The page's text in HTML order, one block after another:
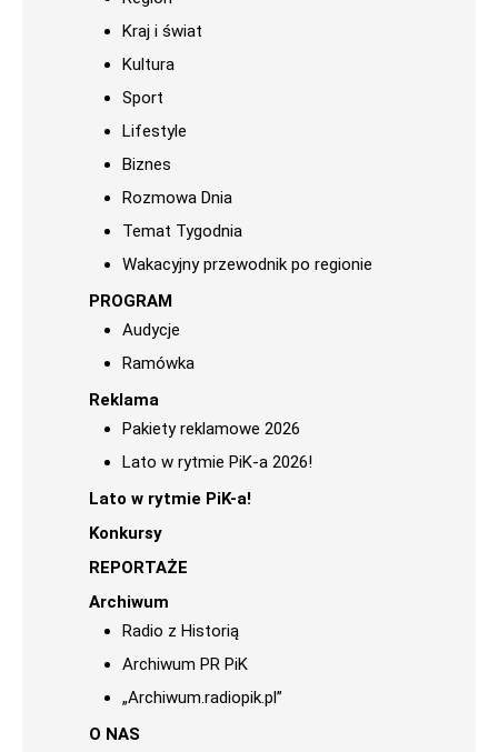
Kraj i świat
Kultura
Sport
Lifestyle
Biznes
Rozmowa Dnia
Temat Tygodnia
Wakacyjny przewodnik po regionie
PROGRAM
Audycje
Ramówka
Reklama
Pakiety reklamowe 2026
Lato w rytmie PiK-a 2026!
Lato w rytmie PiK-a!
Konkursy
REPORTAŻE
Archiwum
Radio z Historią
Archiwum PR PiK
„Archiwum.radiopik.pl”
O NAS